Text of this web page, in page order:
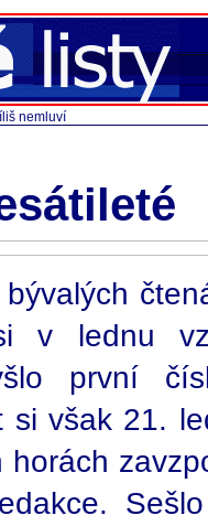
nemluví
v lednu
první
si však 21.